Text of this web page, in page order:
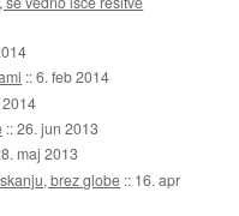
::6. feb 2014
::26. jun 2013
maj 2013
brez globe :: 16. apr